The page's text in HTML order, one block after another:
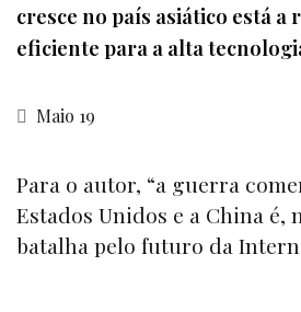
cresce no país asiático está a
eficiente para a alta
Maio 19
Para o autor, “a guerra
Estados Unidos e a China é,
batalha pelo futuro da